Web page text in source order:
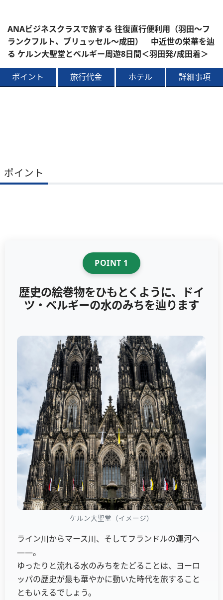
ANAビジネスクラスで旅する 往復直行便利用（羽田～フ
ランクフルト、ブリュッセル～成田） 中近世の栄華を辿
る ケルン大聖堂とベルギー周遊8日間＜羽田発/成田着＞
ポイント 旅行代金 ホテル 詳細事項
ポイント
POINT 1
歴史の絵巻物をひもとくように、ドイ
ツ・ベルギーの水のみちを辿ります
ケルン大聖堂（イメージ）
ライン川からマース川、そしてフランドルの運河へ
――。
ゆったりと流れる水のみちをたどることは、ヨーロ
ッパの歴史が最も華やかに動いた時代を旅すること
ともいえるでしょう。